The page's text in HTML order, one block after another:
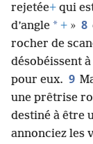
rejetée+ qui
d’angle * + » 8
rocher de
désobéissent
pour eux. 9
une prêtrise
destiné à être
annonciez les